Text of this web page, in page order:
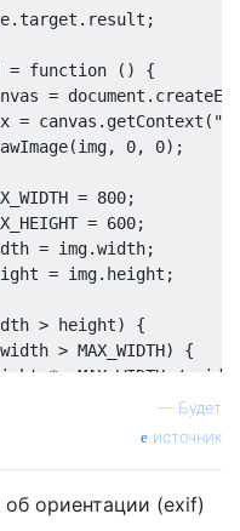
e.target . result ;
= function ()
{
= document .
= canvas . getContext (
(img, 0, 0);
= 800;
= 600;
= img.width;
= img. height ;
> height)
{
width > MAX_WIDTH)
{
*= MAX_WIDTH /
height > MAX_HEIGHT) {
*= MAX_HEIGHT /
— Будет
источник
ориентации (exif)